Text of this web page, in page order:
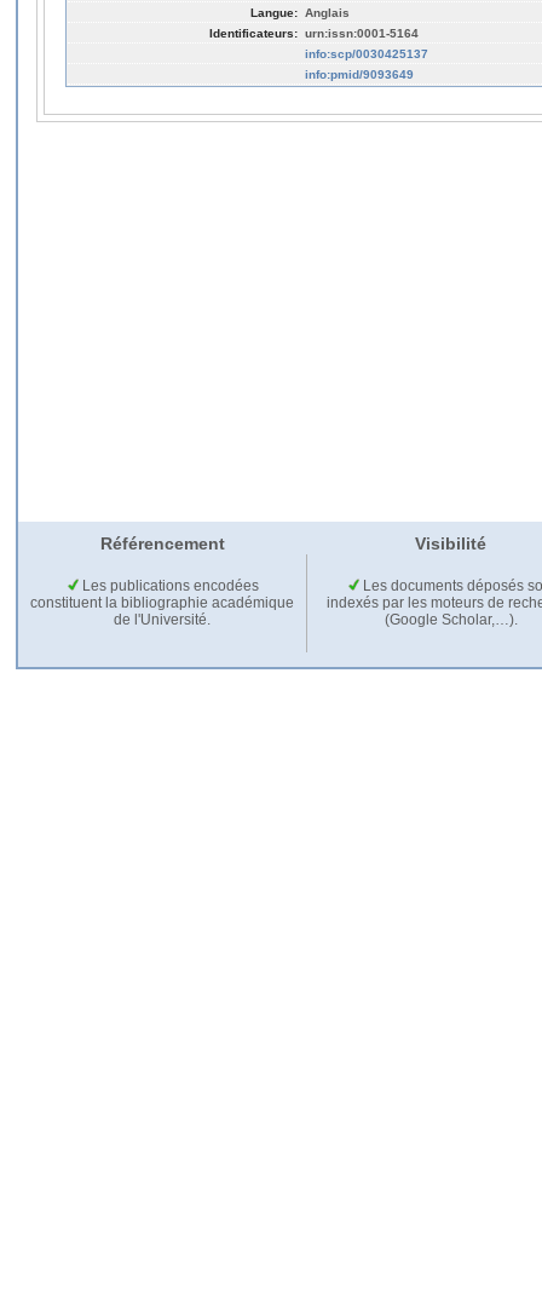
Langue: Anglais
Identificateurs: urn:issn:0001-5164
info:scp/0030425137
info:pmid/9093649
Référencement Visibilité
Les publications encodées
constituent la bibliographie académique
de l'Université.
Les documents déposés
indexés par les moteurs de
(Google Scholar,…).